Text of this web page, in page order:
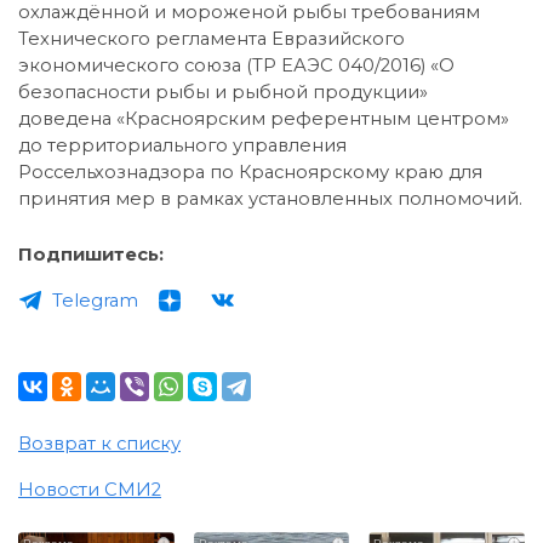
охлаждённой и мороженой рыбы требованиям
Технического регламента Евразийского
экономического союза (ТР ЕАЭС 040/2016) «О
безопасности рыбы и рыбной продукции»
доведена «Красноярским референтным центром»
до территориального управления
Россельхознадзора по Красноярскому краю для
принятия мер в рамках установленных полномочий.
Подпишитесь:
Telegram
Возврат к списку
Новости СМИ2